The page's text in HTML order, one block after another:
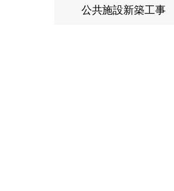
公共施設新築工事